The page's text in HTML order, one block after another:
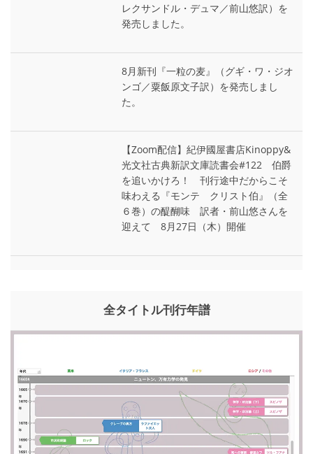
レクサンドル・デュマ／前山悠訳）を
発売しました。
8月新刊『一粒の麦』（グギ・ワ・ジオ
ンゴ／粟飯原文子訳）を発売しまし
た。
【Zoom配信】紀伊國屋書店Kinoppy&
光文社古典新訳文庫読書会#122 伯爵
を追いかけろ！ 刊行途中だからこそ
味わえる『モンテ゠クリスト伯』（全
６巻）の醍醐味 訳者・前山悠さんを
迎えて 8月27日（木）開催
全タイトル刊行年譜